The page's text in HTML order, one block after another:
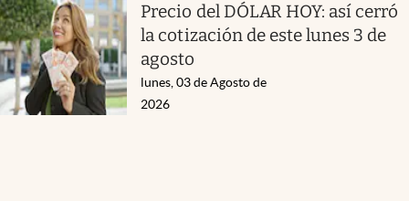
Precio del DÓLAR HOY: así cerró
la cotización de este lunes 3 de
agosto
lunes, 03 de Agosto de
2026